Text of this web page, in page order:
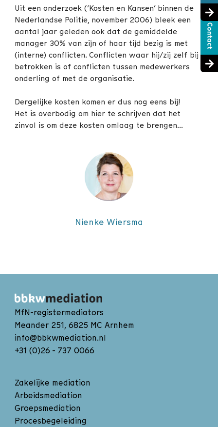
Uit een onderzoek (‘Kosten en Kansen’ binnen de
Nederlandse Politie, november 2006) bleek een
aantal jaar geleden ook dat de gemiddelde
manager 30% van zijn of haar tijd bezig is met
(interne) conflicten. Conflicten waar hij/zij zelf bij
betrokken is of conflicten tussen medewerkers
onderling of met de organisatie.
Dergelijke kosten komen er dus nog eens bij!
Het is overbodig om hier te schrijven dat het
zinvol is om deze kosten omlaag te brengen…
Nienke Wiersma
MfN-registermediators
Meander 251, 6825 MC Arnhem
info@bbkwmediation.nl
+31 (0)26 - 737 0066
Zakelijke mediation
Arbeidsmediation
Groepsmediation
Procesbegeleiding